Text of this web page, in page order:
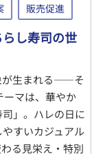
販売促進
し寿司の世
が生まれる――そ
ーマは、華やか
」。ハレの日に
すいカジュアル
る見栄え・特別